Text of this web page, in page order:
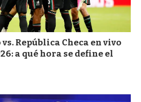
República Checa en vivo
a qué hora se define el